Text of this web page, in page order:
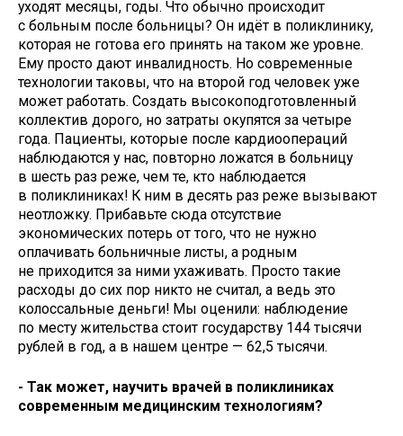
уходят месяцы, годы. Что обычно происходит
с больным после больницы? Он идёт в поликлинику,
которая не готова его принять на таком же уровне.
Ему просто дают инвалидность. Но современные
технологии таковы, что на второй год человек уже
может работать. Создать высокоподготовленный
коллектив дорого, но затраты окупятся за четыре
года. Пациенты, которые после кардиоопераций
наблюдаются у нас, повторно ложатся в больницу
в шесть раз реже, чем те, кто наблюдается
в поликлиниках! К ним в десять раз реже вызывают
неотложку. Прибавьте сюда отсутствие
экономических потерь от того, что не нужно
оплачивать больничные листы, а родным
не приходится за ними ухаживать. Просто такие
расходы до сих пор никто не считал, а ведь это
колоссальные деньги! Мы оценили: наблюдение
по месту жительства стоит государству 144 тысячи
рублей в год, а в нашем центре — 62,5 тысячи.
- Так может, научить врачей в поликлиниках
современным медицинским технологиям?